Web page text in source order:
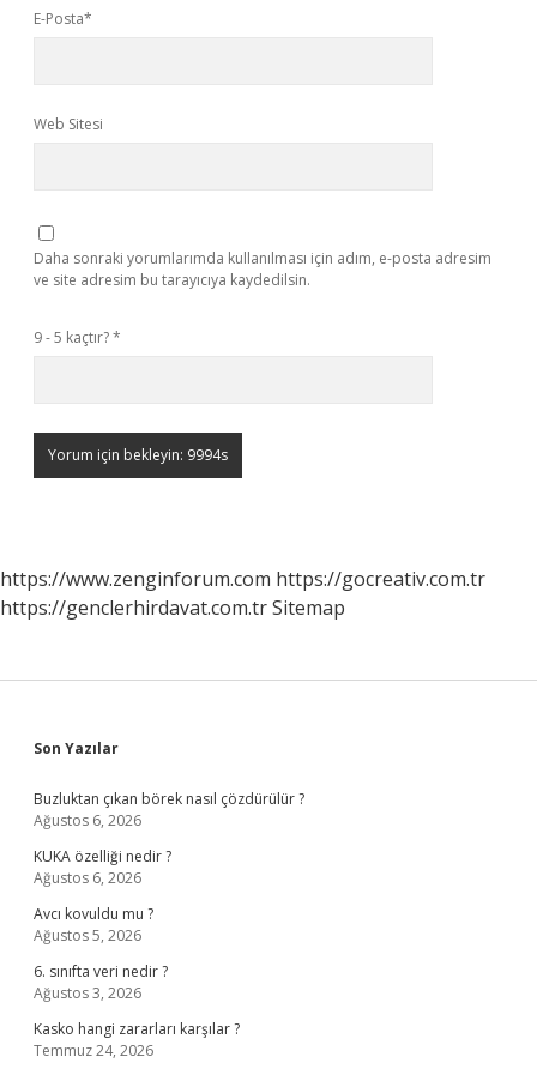
E-Posta*
Web Sitesi
Daha sonraki yorumlarımda kullanılması için adım, e-posta adresim
ve site adresim bu tarayıcıya kaydedilsin.
9 - 5 kaçtır?*
https://www.zenginforum.com https://gocreativ.com.tr
https://genclerhirdavat.com.trSitemap
Sidebar
Son Yazılar
Buzluktan çıkan börek nasıl çözdürülür ?
Ağustos 6, 2026
KUKA özelliği nedir ?
Ağustos 6, 2026
Avcı kovuldu mu ?
Ağustos 5, 2026
6. sınıfta veri nedir ?
Ağustos 3, 2026
Kasko hangi zararları karşılar ?
Temmuz 24, 2026